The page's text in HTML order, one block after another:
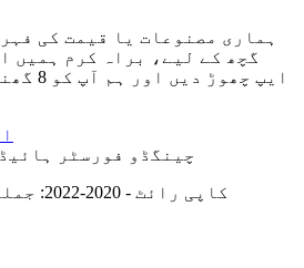
ہماری مصنوعات یا قیمت کی
گچھ کے لیے، براہ کرم ہمیں
ایپ
© کاپی رائٹ - 2020-2022: جملہ حقوق محفوظ ہیں۔